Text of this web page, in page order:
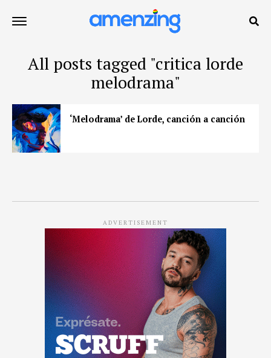
All posts tagged "critica lorde
melodrama"
‘Melodrama’ de Lorde, canción a canción
ADVERTISEMENT